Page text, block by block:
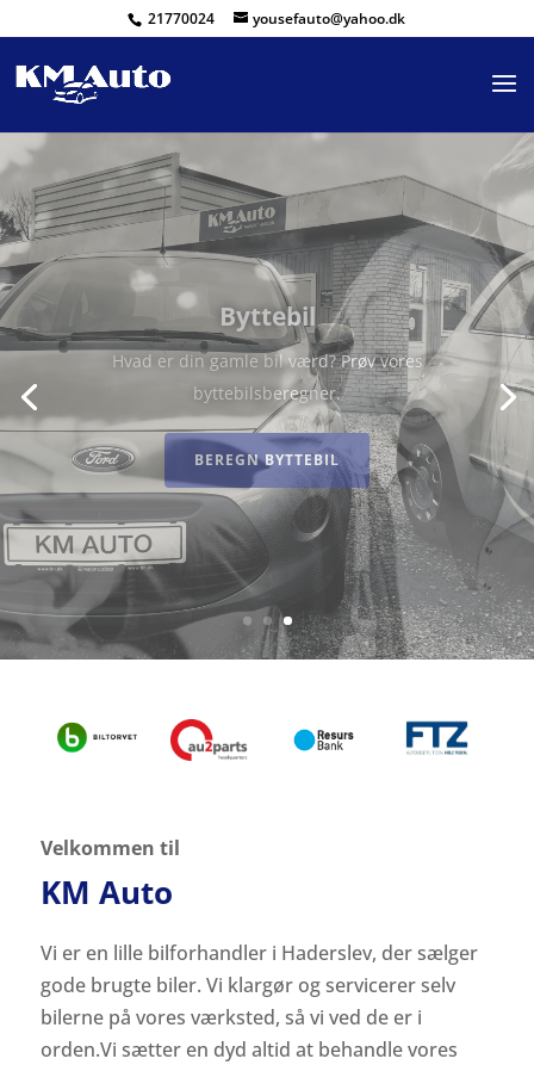
21770024 yousefauto@yahoo.dk
Finansiering
Tryk her og ansøg om dit billån online. Du bliver
godkendt på 5 minutter. Vi samarbejder med
Resurs Bank og Basisbank.
LÆS MERE OM FINANSIERING
Velkommen til
KM Auto
Vi er en lille bilforhandler i Haderslev, der sælger
gode brugte biler. Vi klargør og servicerer selv
bilerne på vores værksted, så vi ved de er i
orden.Vi sætter en dyd altid at behandle vores